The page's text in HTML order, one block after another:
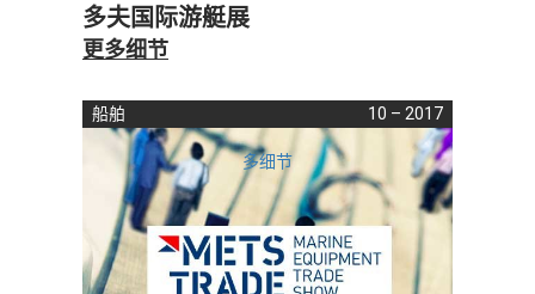
多夫国际游艇展
更多细节
船舶 10 – 2017
多细节